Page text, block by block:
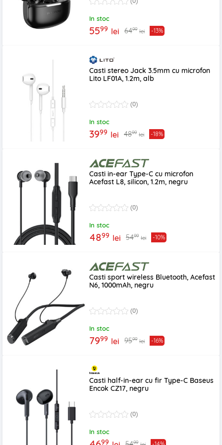
In stoc
5599 lei 6499 lei -13%
Casti stereo Jack 3.5mm cu microfon
Lito LF01A, 1.2m, alb
(0)
In stoc
3999 lei 4899 lei -18%
Casti in-ear Type-C cu microfon
Acefast L8, silicon, 1.2m, negru
(0)
In stoc
4899 lei 5499 lei -10%
Casti sport wireless Bluetooth, Acefast
N6, 1000mAh, negru
(0)
In stoc
7999 lei 9599 lei -16%
Casti half-in-ear cu fir Type-C Baseus
Encok CZ17, negru
(0)
In stoc
99 99